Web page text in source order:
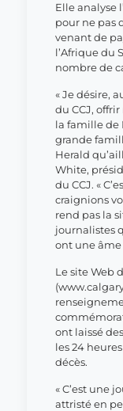
Elle analyse
pour ne pas
venant de
l’Afrique du
nombre de
« Je désire,
du CCJ,
la famille de
grande
Herald
White,
du CCJ. «
craignions
rend pas la
journalistes
ont une âme
Le site Web
ont laissé
les 24
décès.
« C’est une
attristé en